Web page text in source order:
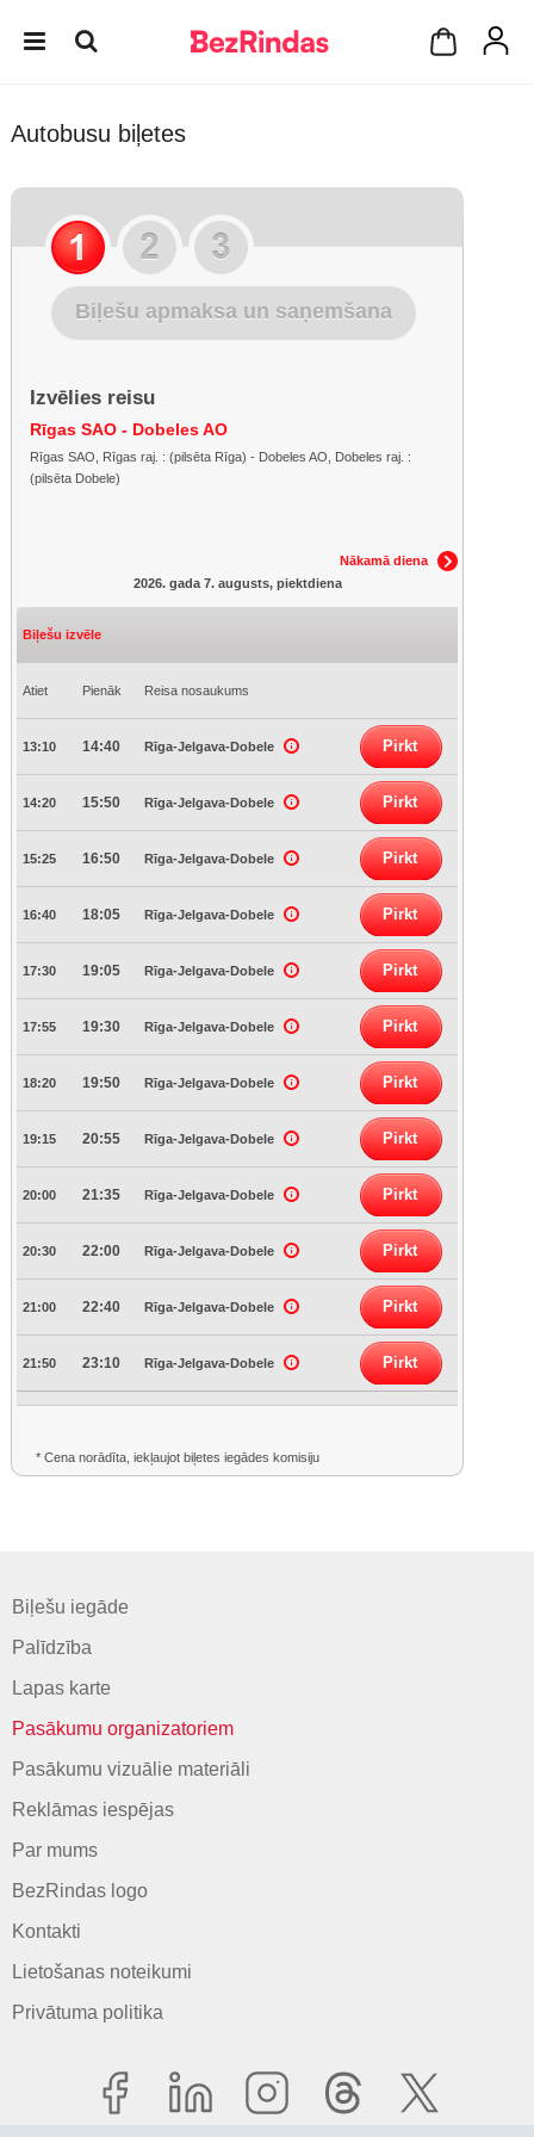
Autobusu biļetes
Biļešu apmaksa un saņemšana
Izvēlies reisu
Rīgas SAO - Dobeles AO
Rīgas SAO, Rīgas raj. : (pilsēta Rīga) - Dobeles AO, Dobeles raj. :
(pilsēta Dobele)
Nākamā diena
2026. gada 7. augusts, piektdiena
Biļešu izvēle
Atiet Pienāk Reisa nosaukums
13:10 14:40 Rīga-Jelgava-Dobele Pirkt
14:20 15:50 Rīga-Jelgava-Dobele Pirkt
15:25 16:50 Rīga-Jelgava-Dobele Pirkt
16:40 18:05 Rīga-Jelgava-Dobele Pirkt
17:30 19:05 Rīga-Jelgava-Dobele Pirkt
17:55 19:30 Rīga-Jelgava-Dobele Pirkt
18:20 19:50 Rīga-Jelgava-Dobele Pirkt
19:15 20:55 Rīga-Jelgava-Dobele Pirkt
20:00 21:35 Rīga-Jelgava-Dobele Pirkt
20:30 22:00 Rīga-Jelgava-Dobele Pirkt
21:00 22:40 Rīga-Jelgava-Dobele Pirkt
21:50 23:10 Rīga-Jelgava-Dobele Pirkt
* Cena norādīta, iekļaujot biļetes iegādes komisiju
Biļešu iegāde
Palīdzība
Lapas karte
Pasākumu organizatoriem
Pasākumu vizuālie materiāli
Reklāmas iespējas
Par mums
BezRindas logo
Kontakti
Lietošanas noteikumi
Privātuma politika